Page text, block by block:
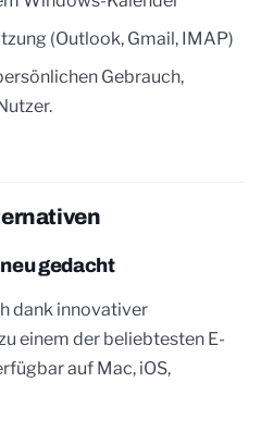
(Outlook, Gmail, IMAP)
Gebrauch,
gedacht
dank innovativer
einem der beliebtesten E-
auf Mac, iOS,